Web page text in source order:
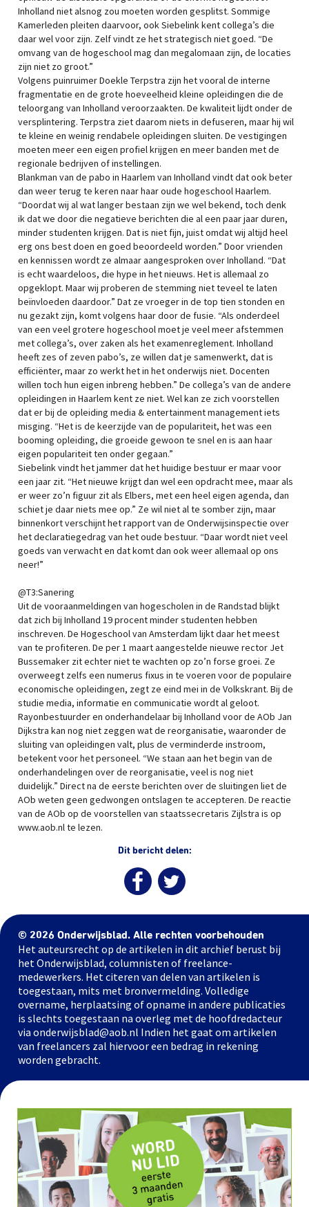
Inholland niet alsnog zou moeten worden gesplitst. Sommige
Kamerleden pleiten daarvoor, ook Siebelink kent collega’s die
daar wel voor zijn. Zelf vindt ze het strategisch niet goed. “De
omvang van de hogeschool mag dan megalomaan zijn, de locaties
zijn niet zo groot.”
Volgens puinruimer Doekle Terpstra zijn het vooral de interne
fragmentatie en de grote hoeveelheid kleine opleidingen die de
teloorgang van Inholland veroorzaakten. De kwaliteit lijdt onder de
versplintering. Terpstra ziet daarom niets in defuseren, maar hij wil
te kleine en weinig rendabele opleidingen sluiten. De vestigingen
moeten meer een eigen profiel krijgen en meer banden met de
regionale bedrijven of instellingen.
Blankman van de pabo in Haarlem van Inholland vindt dat ook beter
dan weer terug te keren naar haar oude hogeschool Haarlem.
“Doordat wij al wat langer bestaan zijn we wel bekend, toch denk
ik dat we door die negatieve berichten die al een paar jaar duren,
minder studenten krijgen. Dat is niet fijn, juist omdat wij altijd heel
erg ons best doen en goed beoordeeld worden.” Door vrienden
en kennissen wordt ze almaar aangesproken over Inholland. “Dat
is echt waardeloos, die hype in het nieuws. Het is allemaal zo
opgeklopt. Maar wij proberen de stemming niet teveel te laten
beïnvloeden daardoor.” Dat ze vroeger in de top tien stonden en
nu gezakt zijn, komt volgens haar door de fusie. “Als onderdeel
van een veel grotere hogeschool moet je veel meer afstemmen
met collega’s, over zaken als het examenreglement. Inholland
heeft zes of zeven pabo’s, ze willen dat je samenwerkt, dat is
efficiënter, maar zo werkt het in het onderwijs niet. Docenten
willen toch hun eigen inbreng hebben.” De collega’s van de andere
opleidingen in Haarlem kent ze niet. Wel kan ze zich voorstellen
dat er bij de opleiding media & entertainment management iets
misging. “Het is de keerzijde van de populariteit, het was een
booming opleiding, die groeide gewoon te snel en is aan haar
eigen populariteit ten onder gegaan.”
Siebelink vindt het jammer dat het huidige bestuur er maar voor
een jaar zit. “Het nieuwe krijgt dan wel een opdracht mee, maar als
er weer zo’n figuur zit als Elbers, met een heel eigen agenda, dan
schiet je daar niets mee op.” Ze wil niet al te somber zijn, maar
binnenkort verschijnt het rapport van de Onderwijsinspectie over
het declaratiegedrag van het oude bestuur. “Daar wordt niet veel
goeds van verwacht en dat komt dan ook weer allemaal op ons
neer!”
@T3:Sanering
Uit de vooraanmeldingen van hogescholen in de Randstad blijkt
dat zich bij Inholland 19 procent minder studenten hebben
inschreven. De Hogeschool van Amsterdam lijkt daar het meest
van te profiteren. De per 1 maart aangestelde nieuwe rector Jet
Bussemaker zit echter niet te wachten op zo’n forse groei. Ze
overweegt zelfs een numerus fixus in te voeren voor de populaire
economische opleidingen, zegt ze eind mei in de Volkskrant. Bij de
studie media, informatie en communicatie wordt al geloot.
Rayonbestuurder en onderhandelaar bij Inholland voor de AOb Jan
Dijkstra kan nog niet zeggen wat de reorganisatie, waaronder de
sluiting van opleidingen valt, plus de verminderde instroom,
betekent voor het personeel. “We staan aan het begin van de
onderhandelingen over de reorganisatie, veel is nog niet
duidelijk.” Direct na de eerste berichten over de sluitingen liet de
AOb weten geen gedwongen ontslagen te accepteren. De reactie
van de AOb op de voorstellen van staatssecretaris Zijlstra is op
www.aob.nl te lezen.
Dit bericht delen:
© 2026 Onderwijsblad. Alle rechten voorbehouden
Het auteursrecht op de artikelen in dit archief berust bij
het Onderwijsblad, columnisten of freelance-
medewerkers. Het citeren van delen van artikelen is
toegestaan, mits met bronvermelding. Volledige
overname, herplaatsing of opname in andere publicaties
is slechts toegestaan na overleg met de hoofdredacteur
via onderwijsblad@aob.nl Indien het gaat om artikelen
van freelancers zal hiervoor een bedrag in rekening
worden gebracht.